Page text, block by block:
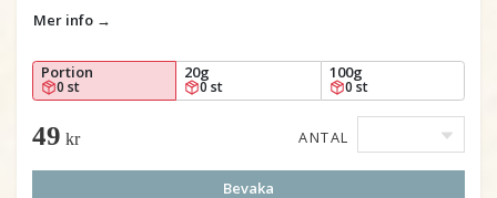
Mer info →
Portion
0 st
20g
0 st
100g
0 st
49 kr ANTAL
Bevaka